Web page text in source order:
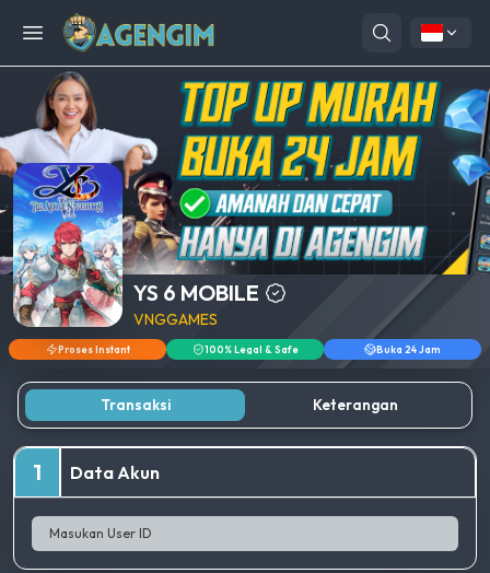
Open menu
YS 6 MOBILE
VNGGAMES
Proses Instant 100% Legal & Safe Buka 24 Jam
Transaksi Keterangan
1 Data Akun